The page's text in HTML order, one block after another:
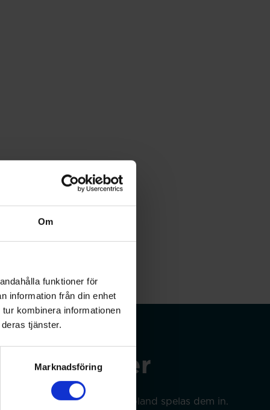
Om
funktioner för
information från din enhet
kombinera informationen
tjänster.
Marknadsföring
webbinarier
evenemang årligen och ibland spelas dem in.